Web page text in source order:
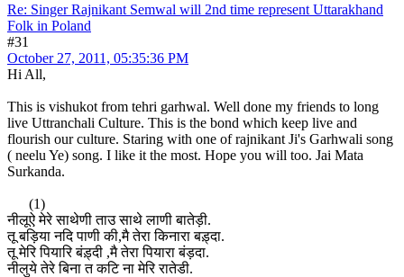
Re: Singer Rajnikant Semwal will 2nd time represent Uttarakhand
Folk in Poland
#31
October 27, 2011, 05:35:36 PM
Hi All,
This is vishukot from tehri garhwal. Well done my friends to long
live Uttranchali Culture. This is the bond which keep live and
flourish our culture. Staring with one of rajnikant Ji's Garhwali song
( neelu Ye) song. I like it the most. Hope you will too. Jai Mata
Surkanda.
(1)
नीलूऐ मेरे साथेणी ताउ साथे लाणी बातेड़ी.
तू बड़िया नदि पाणी की,मै तेरा किनारा बड़्दा.
तू मेरि पियारि बंड़्दी ,मै तेरा पियारा बंड़दा.
नीलुये तेरे बिना त कटि ना मेरि रातेडी.